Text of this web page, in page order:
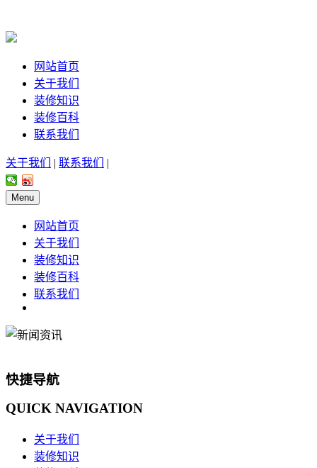
网站首页
关于我们
装修知识
装修百科
联系我们
关于我们 | 联系我们 |
Menu
网站首页
关于我们
装修知识
装修百科
联系我们
快捷导航
QUICK NAVIGATION
关于我们
装修知识